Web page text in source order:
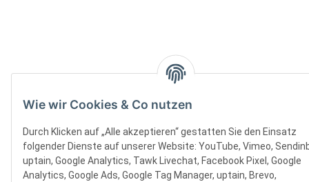
Wie wir Cookies & Co nutzen
Durch Klicken auf „Alle akzeptieren“ gestatten Sie den Einsatz
folgender Dienste auf unserer Website: YouTube, Vimeo,
uptain, Google Analytics, Tawk Livechat, Facebook Pixel, Google
Analytics, Google Ads, Google Tag Manager, uptain, Brevo,